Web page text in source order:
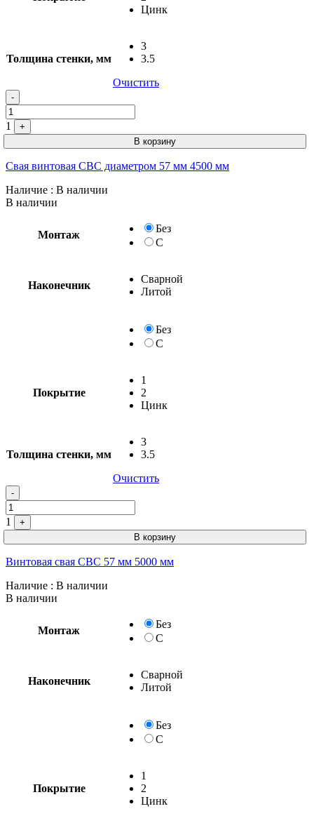
Цинк
Толщина стенки, мм
3
3.5
Очистить
-
1
+
В корзину
Свая винтовая СВС диаметром 57 мм 4500 мм
Наличие : В наличии
В наличии
Монтаж
Без
С
Наконечник
Сварной
Литой
Без
С
Покрытие
1
2
Цинк
Толщина стенки, мм
3
3.5
Очистить
-
1
+
В корзину
Винтовая свая СВС 57 мм 5000 мм
Наличие : В наличии
В наличии
Монтаж
Без
С
Наконечник
Сварной
Литой
Без
С
Покрытие
1
2
Цинк